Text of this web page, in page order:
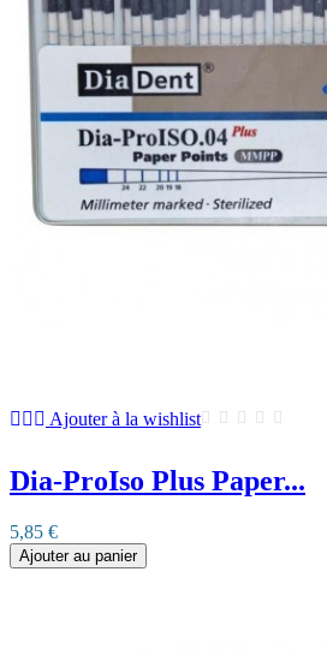
Ajouter à la wishlist
Dia-ProIso Plus Paper...
5,85 €
Ajouter au panier